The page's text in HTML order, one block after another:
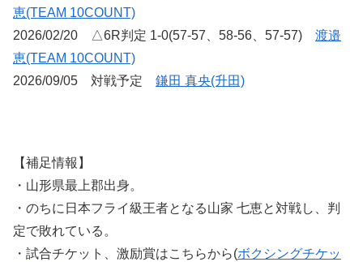
恵(TEAM 10COUNT)
2026/02/20 △6R判定 1-0(57-57、58-56、57-57) 渡邉
恵(TEAM 10COUNT)
2026/09/05 対戦予定 鎌田 真央(升田)
【補足情報】
・山形県最上郡出身。
・のちに日本フライ級王者となる山家 七恵と対戦し、判
定で敗れている。
・試合チケット、激励賞はこちらから(ボクシングチケッ